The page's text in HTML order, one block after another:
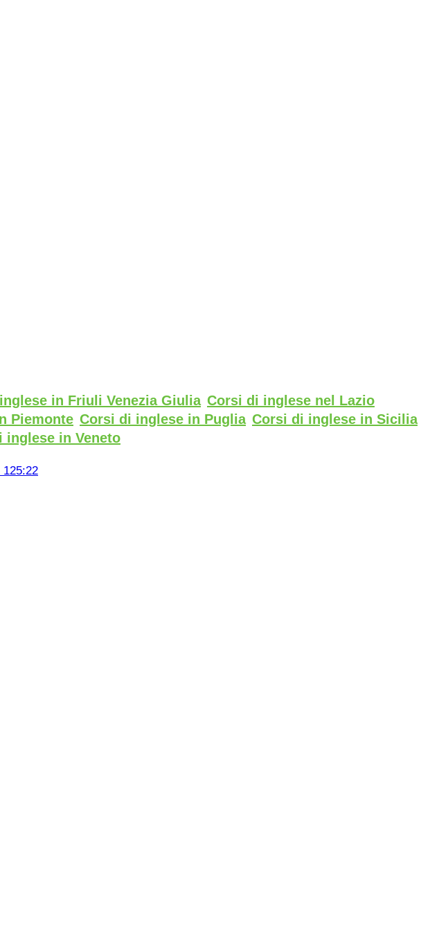
in Friuli Venezia Giulia Corsi di inglese nel Lazio
Piemonte Corsi di inglese in Puglia Corsi di inglese in Sicilia
inglese in Veneto